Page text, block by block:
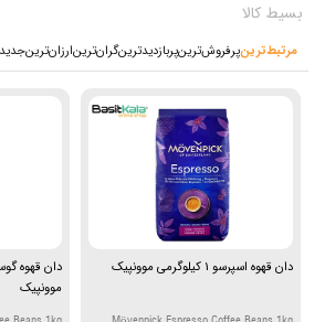
بسیط کالا
مرتبط‌ترینپرفروش‌ترین‌پربازدیدترینگران‌ترینارزان‌ترین
دان قهوه اسپرسو 1 کیلوگرمی موونپیک
موونپیک